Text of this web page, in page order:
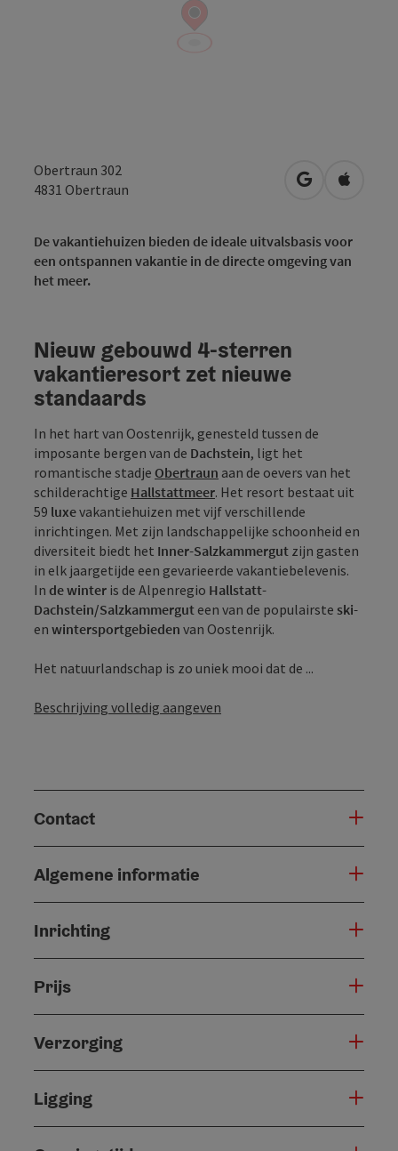
Obertraun 302
4831 Obertraun Openen in
De vakantiehuizen bieden de ideale uitvalsbasis voor
een ontspannen vakantie in de directe omgeving van
het meer.
Nieuw gebouwd 4-sterren
vakantieresort zet nieuwe
standaards
In het hart van Oostenrijk, genesteld tussen de
imposante bergen van de Dachstein, ligt het
romantische stadje Obertraun aan de oevers van het
schilderachtige Hallstattmeer. Het resort bestaat uit
59 luxevakantiehuizen met vijf verschillende
inrichtingen. Met zijn landschappelijke schoonheid en
diversiteit biedt het Inner-Salzkammergut zijn gasten
in elk jaargetijde een gevarieerde vakantiebelevenis.
In de winter is de Alpenregio Hallstatt-
Dachstein/Salzkammergut een van de populairste ski-
en wintersportgebieden van Oostenrijk.
Het natuurlandschap is zo uniek mooi dat de ...
Beschrijving volledig aangeven
Contact
Algemene informatie
Inrichting
Prijs
Verzorging
Ligging